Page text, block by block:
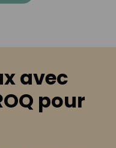
avec
pour